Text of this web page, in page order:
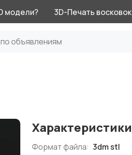
модели? 3D-Печать восковок
Характеристики
Формат файла: 3dm stl